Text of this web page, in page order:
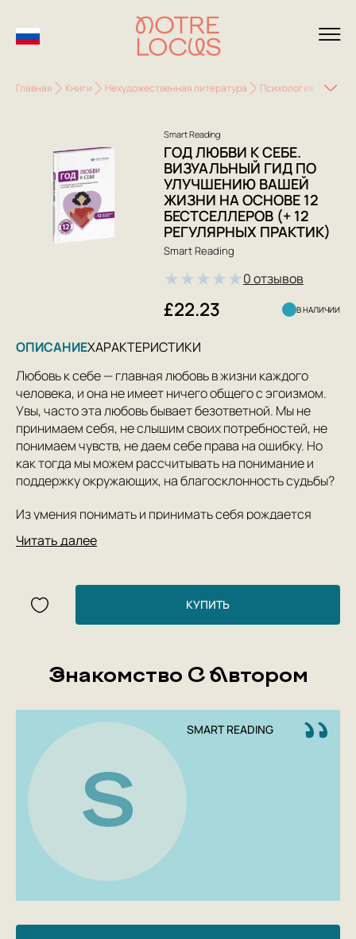
Главная Книги Нехудожественная литература Психология
Smart Reading
ГОД ЛЮБВИ К СЕБЕ.
ВИЗУАЛЬНЫЙ ГИД ПО
УЛУЧШЕНИЮ ВАШЕЙ
ЖИЗНИ НА ОСНОВЕ 12
БЕСТСЕЛЛЕРОВ (+ 12
РЕГУЛЯРНЫХ ПРАКТИК)
Smart Reading
★★★★★0 отзывов
£22.23 В НАЛИЧИИ
ОПИСАНИЕХАРАКТЕРИСТИКИ
Любовь к себе — главная любовь в жизни каждого
человека, и она не имеет ничего общего с эгоизмом.
Увы, часто эта любовь бывает безответной. Мы не
принимаем себя, не слышим своих потребностей, не
понимаем чувств, не даем себе права на ошибку. Но
как тогда мы можем рассчитывать на понимание и
поддержку окружающих, на благосклонность судьбы?
Из умения понимать и принимать себя рождается
чувство безусловной ценности и собственного
достоинства. И уже следующим шагом можно
ценностью обладает любая личность, любое живое
существо. Но как это принять и использовать в
отношениях, если мы отказываем себе в праве быть
Давайте учиться любви к себе вместе! Для вас и
ваших близких мы подготовили практический
В каждой главе вы будете открывать новые стороны
себя. А к концу книги, полностью убедившись, что
заслуживаете собственной любви и понимания,
сформулируете свои потребности и цели.
В сборник вошли 12 инфографик по лучшим книгам по
теме и 12 эффективных практик на каждый день.
Практики важно выполнять регулярно, можно на
переизобрели себя и отношение к себе.
Читать далее
КУПИТЬ
Знакомство С Автором
S
SMART READING